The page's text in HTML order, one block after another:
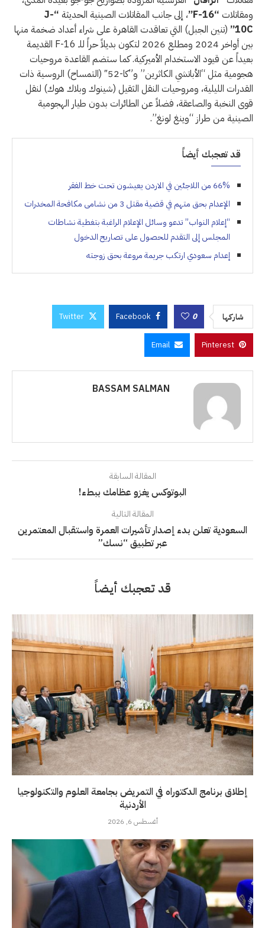
ومقاتلات “F-16” ، إلى جانب المقاتلات الصينية الحديثة
“J-
10C” (تنين الجبل) التي تعاقدت القاهرة على شراء أعداد ضخمة منها
بين أواخر 2024 ومطلع 2026 لتكون بديلاً حراً للـ F-16 القديمة
بعيداً عن قيود الاستخدام الأميركية. كما ستضم القاعدة مروحيات
هجومية مثل “الأباتشي الكاثرين” و”كا-52″ (التمساح) الروسية ذات
القدرات الليلية، ومروحيات النقل الثقيل (شينوك وبلاك هوك) لنقل
قوى النخبة والصاعقة، فضلاً عن الطائرات بدون طيار الهجومية
الصينية من طراز “وينغ لونغ”.
قد تعجبك أيضاً
66% من اللاجئين في الاردن يعيشون تحت خط الفقر
الإعدام بحق متهم في قضية مقتل 3 من نشامى مكافحة المخدرات
“إعلام النواب” تدعو وسائل الإعلام الراغبة بتغطية نشاطات
المجلس إلى التقدم للحصول على تصاريح الدخول
إعدام سعودي ارتكب جريمة مروعة بحق زوجته
شاركها 0
Facebook
Twitter
Pinterest
Email
BASSAM SALMAN
المقالة السابقة
البوتوكس يغزو عظامك ببطء!
المقالة التالية
السعودية تعلن بدء إصدار تأشيرات العمرة واستقبال المعتمرين
عبر تطبيق “نسك”
قد تعجبك أيضاً
إطلاق برنامج الدكتوراه في التمريض بجامعة العلوم والتكنولوجيا
الأردنية
أغسطس 6, 2026